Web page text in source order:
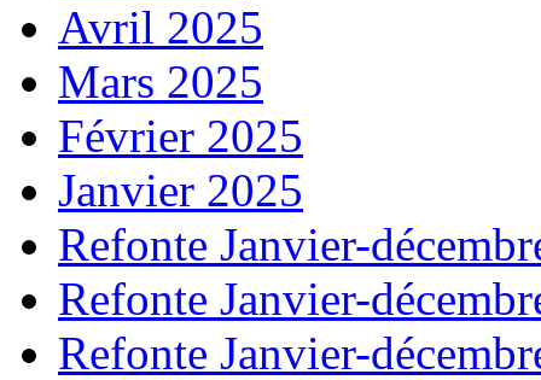
Avril 2025
Mars 2025
Février 2025
Janvier 2025
Refonte Janvier-
Refonte Janvier-
Refonte Janvier-